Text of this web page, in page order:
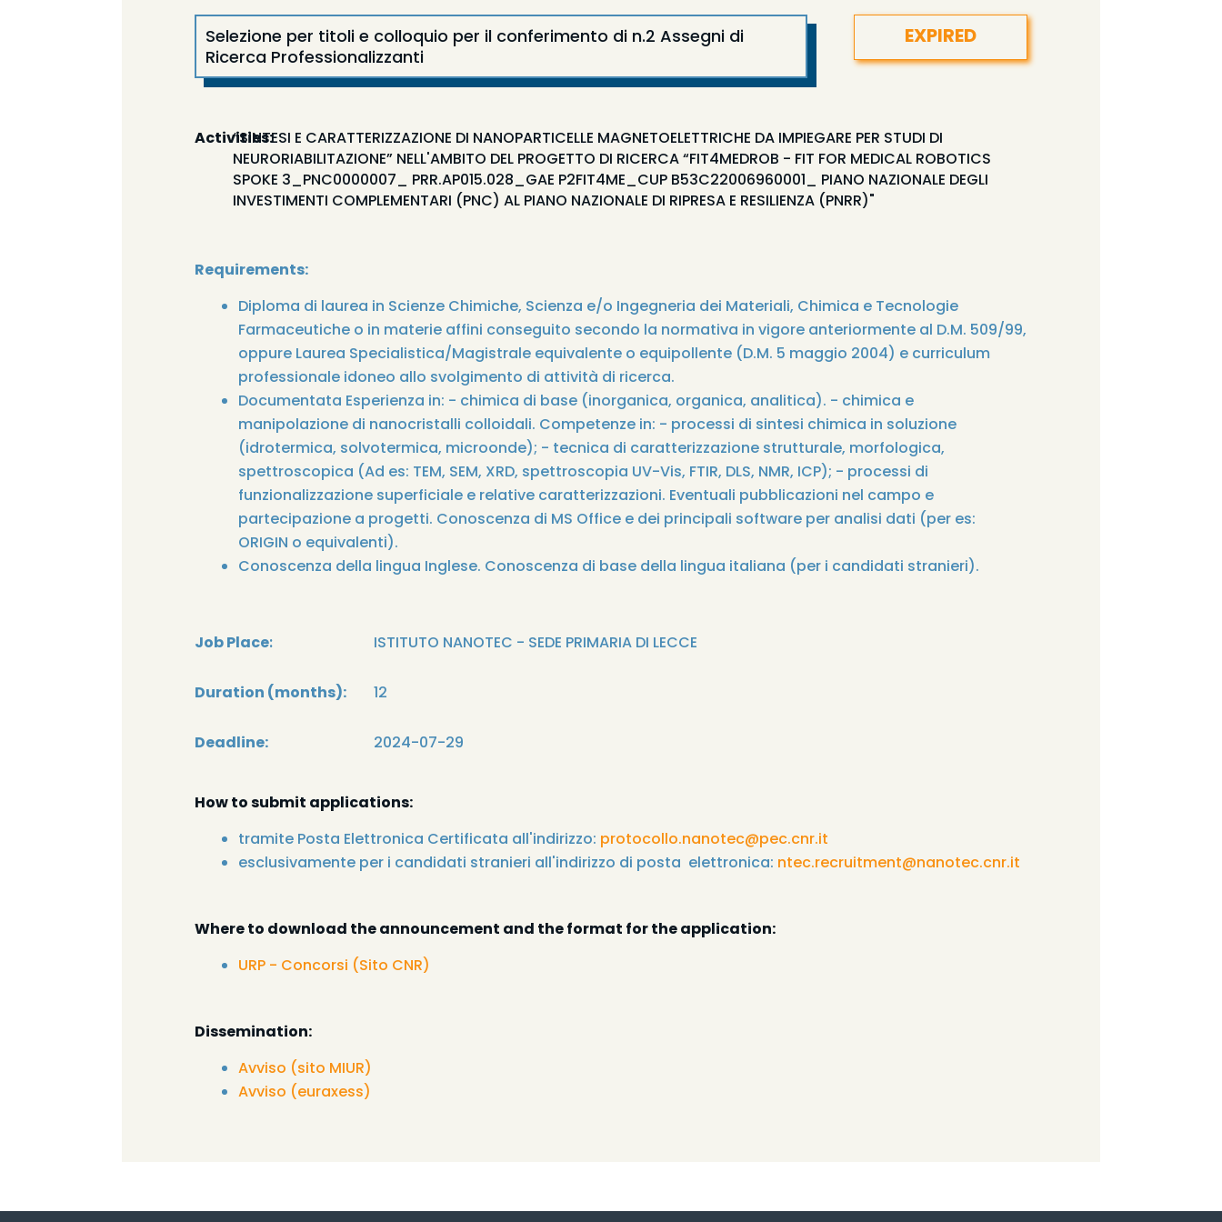
Selezione per titoli e colloquio per il conferimento di n.2 Assegni di
Ricerca Professionalizzanti
EXPIRED
Activities:“SINTESI E CARATTERIZZAZIONE DI NANOPARTICELLE MAGNETOELETTRICHE DA IMPIEGARE PER STUDI DI
NEURORIABILITAZIONE” NELL'AMBITO DEL PROGETTO DI RICERCA “FIT4MEDROB - FIT FOR MEDICAL ROBOTICS
SPOKE 3_PNC0000007_ PRR.AP015.028_GAE P2FIT4ME_CUP B53C22006960001_ PIANO NAZIONALE DEGLI
INVESTIMENTI COMPLEMENTARI (PNC) AL PIANO NAZIONALE DI RIPRESA E RESILIENZA (PNRR)"
Requirements:
Diploma di laurea in Scienze Chimiche, Scienza e/o Ingegneria dei Materiali, Chimica e Tecnologie
Farmaceutiche o in materie affini conseguito secondo la normativa in vigore anteriormente al D.M. 509/99,
oppure Laurea Specialistica/Magistrale equivalente o equipollente (D.M. 5 maggio 2004) e curriculum
professionale idoneo allo svolgimento di attività di ricerca.
Documentata Esperienza in: - chimica di base (inorganica, organica, analitica). - chimica e
manipolazione di nanocristalli colloidali. Competenze in: - processi di sintesi chimica in soluzione
(idrotermica, solvotermica, microonde); - tecnica di caratterizzazione strutturale, morfologica,
spettroscopica (Ad es: TEM, SEM, XRD, spettroscopia UV-Vis, FTIR, DLS, NMR, ICP); - processi di
funzionalizzazione superficiale e relative caratterizzazioni. Eventuali pubblicazioni nel campo e
partecipazione a progetti. Conoscenza di MS Office e dei principali software per analisi dati (per es:
ORIGIN o equivalenti).
Conoscenza della lingua Inglese. Conoscenza di base della lingua italiana (per i candidati stranieri).
Job Place: ISTITUTO NANOTEC - SEDE PRIMARIA DI LECCE
Duration (months): 12
Deadline: 2024-07-29
How to submit applications:
tramite Posta Elettronica Certificata all'indirizzo: protocollo.nanotec@pec.cnr.it
esclusivamente per i candidati stranieri all'indirizzo di posta elettronica: ntec.recruitment@nanotec.cnr.it
Where to download the announcement and the format for the application:
URP - Concorsi (Sito CNR)
Dissemination:
Avviso (sito MIUR)
Avviso (euraxess)